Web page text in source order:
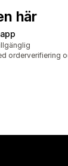
här
orderverifiering